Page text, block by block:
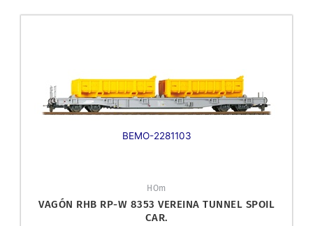
BEMO-2281103
HOm
VAGÓN RHB RP-W 8353 VEREINA TUNNEL SPOIL
CAR.